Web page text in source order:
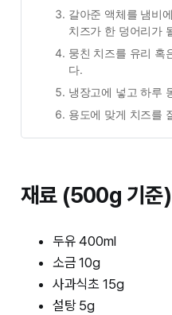
갈아준 액체를 냄비
치즈가 한 덩어리가
뭉친 치즈를 유리 혹
다.
냉장고에 넣고 하루
용도에 맞게 치즈를
재료 (500g 기준)
두유 400ml
소금 10g
사과식초 15g
설탕 5g